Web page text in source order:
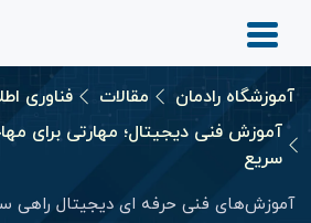
آموزشگاه رادمان مقالات
فناوری
آموزش فنی دیجیتال؛ مهارتی برای
سریع
آموزش‌های فنی حرفه ای دیجیتال راهی